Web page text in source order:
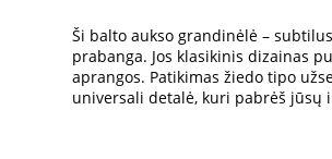
Ši balto aukso grandinėlė –
prabanga. Jos klasikinis dizainas
aprangos. Patikimas žiedo tipo
universali detalė, kuri pabrėš